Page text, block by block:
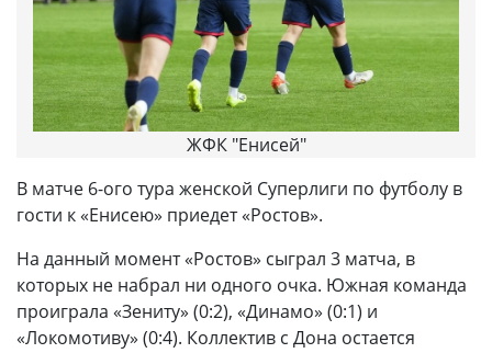
ЖФК "Енисей"
В матче 6-ого тура женской Суперлиги по футболу в
гости к «Енисею» приедет «Ростов».
На данный момент «Ростов» сыграл 3 матча, в
которых не набрал ни одного очка. Южная команда
проиграла «Зениту» (0:2), «Динамо» (0:1) и
«Локомотиву» (0:4). Коллектив с Дона остается